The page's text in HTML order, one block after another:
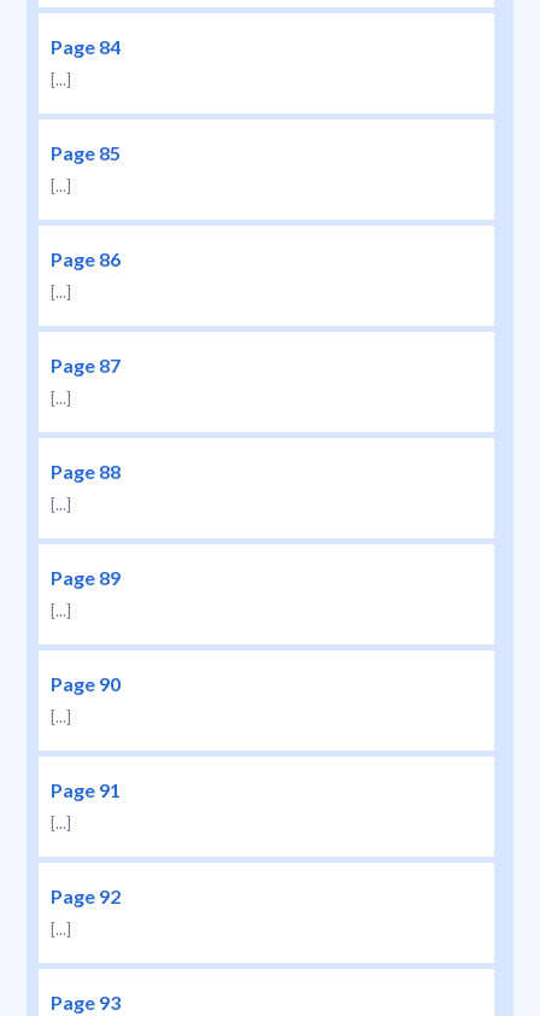
Page 84
[...]
Page 85
[...]
Page 86
[...]
Page 87
[...]
Page 88
[...]
Page 89
[...]
Page 90
[...]
Page 91
[...]
Page 92
[...]
Page 93